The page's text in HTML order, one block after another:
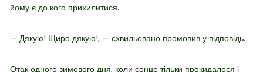
йому є до кого прихилитися.
— Дякую! Щиро дякую!, — схвильовано промовив у відповідь.
Отак одного зимового дня, коли сонце тільки прокидалося і